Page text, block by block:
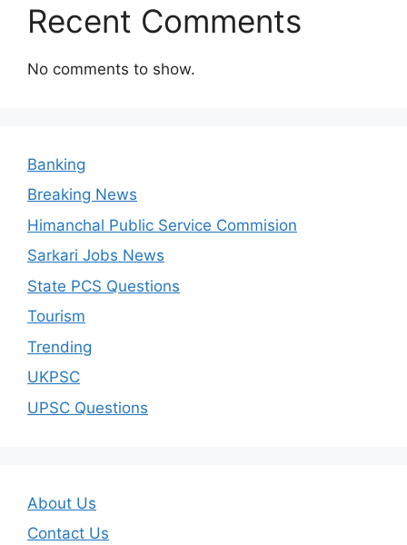
Recent Comments
No comments to show.
Banking
Breaking News
Himanchal Public Service Commision
Sarkari Jobs News
State PCS Questions
Tourism
Trending
UKPSC
UPSC Questions
About Us
Contact Us